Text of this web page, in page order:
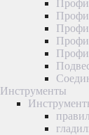
Инструменты